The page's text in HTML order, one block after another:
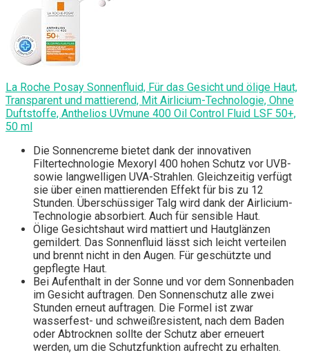
La Roche Posay Sonnenfluid, Für das Gesicht und ölige Haut,
Transparent und mattierend, Mit Airlicium-Technologie, Ohne
Duftstoffe, Anthelios UVmune 400 Oil Control Fluid LSF 50+,
50 ml
Die Sonnencreme bietet dank der innovativen
Filtertechnologie Mexoryl 400 hohen Schutz vor UVB-
sowie langwelligen UVA-Strahlen. Gleichzeitig verfügt
sie über einen mattierenden Effekt für bis zu 12
Stunden. Überschüssiger Talg wird dank der Airlicium-
Technologie absorbiert. Auch für sensible Haut.
Ölige Gesichtshaut wird mattiert und Hautglänzen
gemildert. Das Sonnenfluid lässt sich leicht verteilen
und brennt nicht in den Augen. Für geschützte und
gepflegte Haut.
Bei Aufenthalt in der Sonne und vor dem Sonnenbaden
im Gesicht auftragen. Den Sonnenschutz alle zwei
Stunden erneut auftragen. Die Formel ist zwar
wasserfest- und schweißresistent, nach dem Baden
oder Abtrocknen sollte der Schutz aber erneuert
werden, um die Schutzfunktion aufrecht zu erhalten.